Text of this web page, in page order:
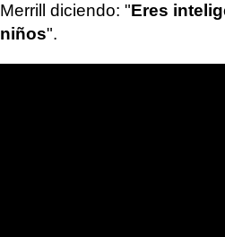
Merrill diciendo: "Eres
niños".